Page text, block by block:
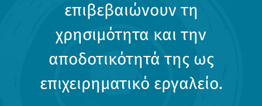
επιβεβαιώνουν τη
χρησιμότητα και την
αποδοτικότητά της ως
επιχειρηματικό εργαλείο.